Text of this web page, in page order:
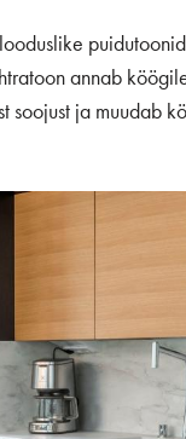
annab
ja muudab